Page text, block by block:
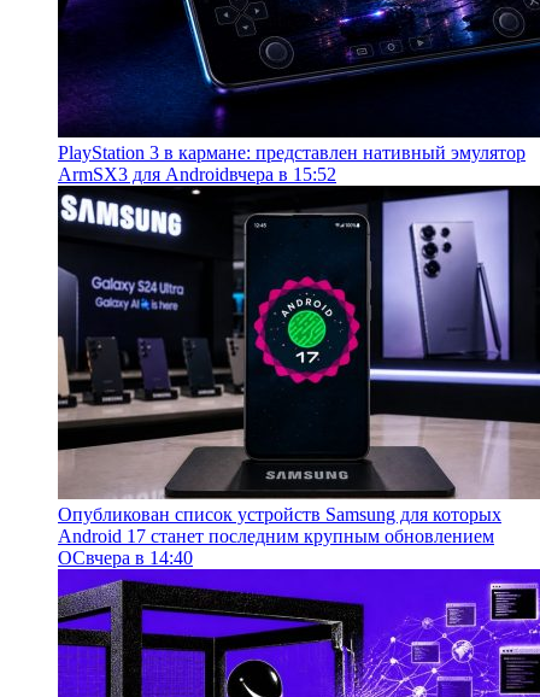
PlayStation 3 в кармане: представлен нативный эмулятор
ArmSX3 для Androidвчера в 15:52
Опубликован список устройств Samsung для которых
Android 17 станет последним крупным обновлением
ОСвчера в 14:40